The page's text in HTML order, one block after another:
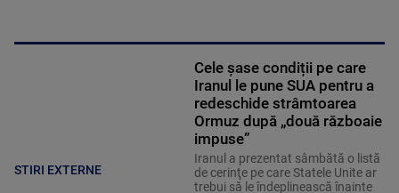
STIRI EXTERNE
Cele șase condiții pe care
Iranul le pune SUA pentru a
redeschide strâmtoarea
Ormuz după „două războaie
impuse”
Iranul a prezentat sâmbătă o listă
de cerinţe pe care Statele Unite ar
trebui să le îndeplinească înainte